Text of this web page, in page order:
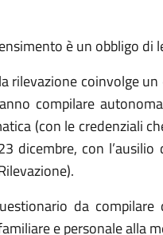
è un obbligo
rilevazione coinvolge
compilare
(con le credenziali
dicembre, con
da
e personale alla